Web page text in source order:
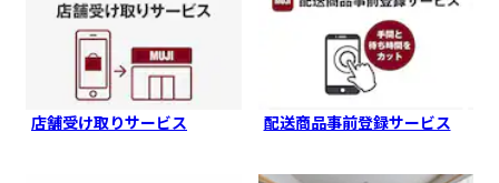
店舗受け取りサービス 配送商品事前登録サービス